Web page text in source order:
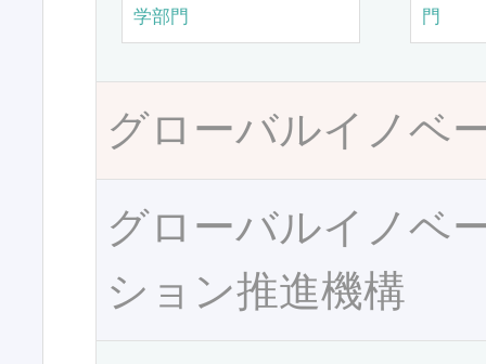
学部門
門
グローバルイノベ
グローバルイノベ
ション推進機構